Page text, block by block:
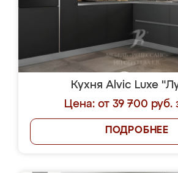
Кухня Alvic Luxe
Цена: от 39 700 руб.
ПОДРОБНЕЕ